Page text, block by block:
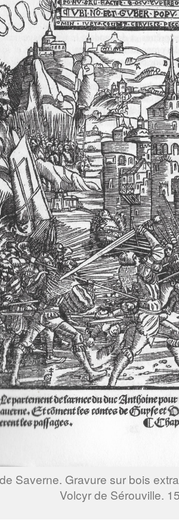
Saverne. Gravure sur bois
Volcyr de Sérouville.